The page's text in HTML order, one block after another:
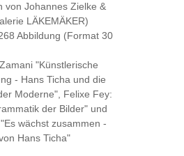
von Johannes Zielke &
LÄKEMÄKER)
Abbildung (Format 30
"Künstlerische
- Hans Ticha und die
Moderne", Felixe Fey:
der Bilder" und
wächst zusammen -
Hans Ticha"